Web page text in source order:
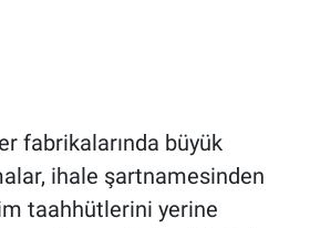
fabrikalarında büyük
ihale şartnamesinden
taahhütlerini yerine